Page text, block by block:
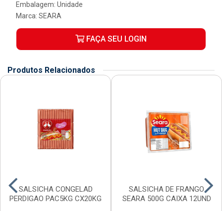
Embalagem: Unidade
Marca: SEARA
FAÇA SEU LOGIN
Produtos Relacionados
SALSICHA CONGELAD
PERDIGAO PAC5KG CX20KG
SALSICHA DE FRANGO
SEARA 500G CAIXA 12UND